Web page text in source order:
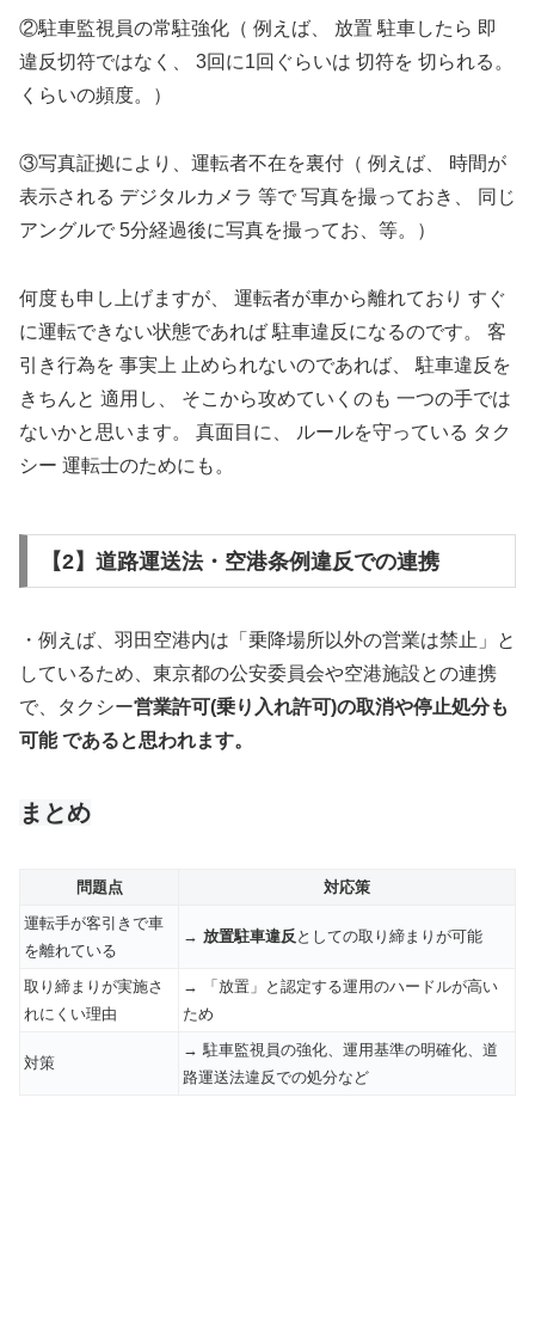
②駐車監視員の常駐強化（ 例えば、 放置 駐車したら 即
違反切符ではなく、 3回に1回ぐらいは 切符を 切られる。
くらいの頻度。）
③写真証拠により、運転者不在を裏付（ 例えば、 時間が
表示される デジタルカメラ 等で 写真を撮っておき、 同じ
アングルで 5分経過後に写真を撮ってお、等。）
何度も申し上げますが、 運転者が車から離れており すぐ
に運転できない状態であれば 駐車違反になるのです。 客
引き行為を 事実上 止められないのであれば、 駐車違反を
きちんと 適用し、 そこから攻めていくのも 一つの手では
ないかと思います。 真面目に、 ルールを守っている タク
シー 運転士のためにも。
【2】道路運送法・空港条例違反での連携
・例えば、羽田空港内は「乗降場所以外の営業は禁止」と
しているため、東京都の公安委員会や空港施設との連携
で、タクシー営業許可(乗り入れ許可)の取消や停止処分も
可能 であると思われます。
まとめ
問題点
対応策
運転手が客引きで車
を離れている
→ 放置駐車違反 としての取り締まりが可能
取り締まりが実施さ
れにくい理由
→ 「放置」と認定する運用のハードルが高い
ため
対策
→ 駐車監視員の強化、運用基準の明確化、道
路運送法違反での処分など